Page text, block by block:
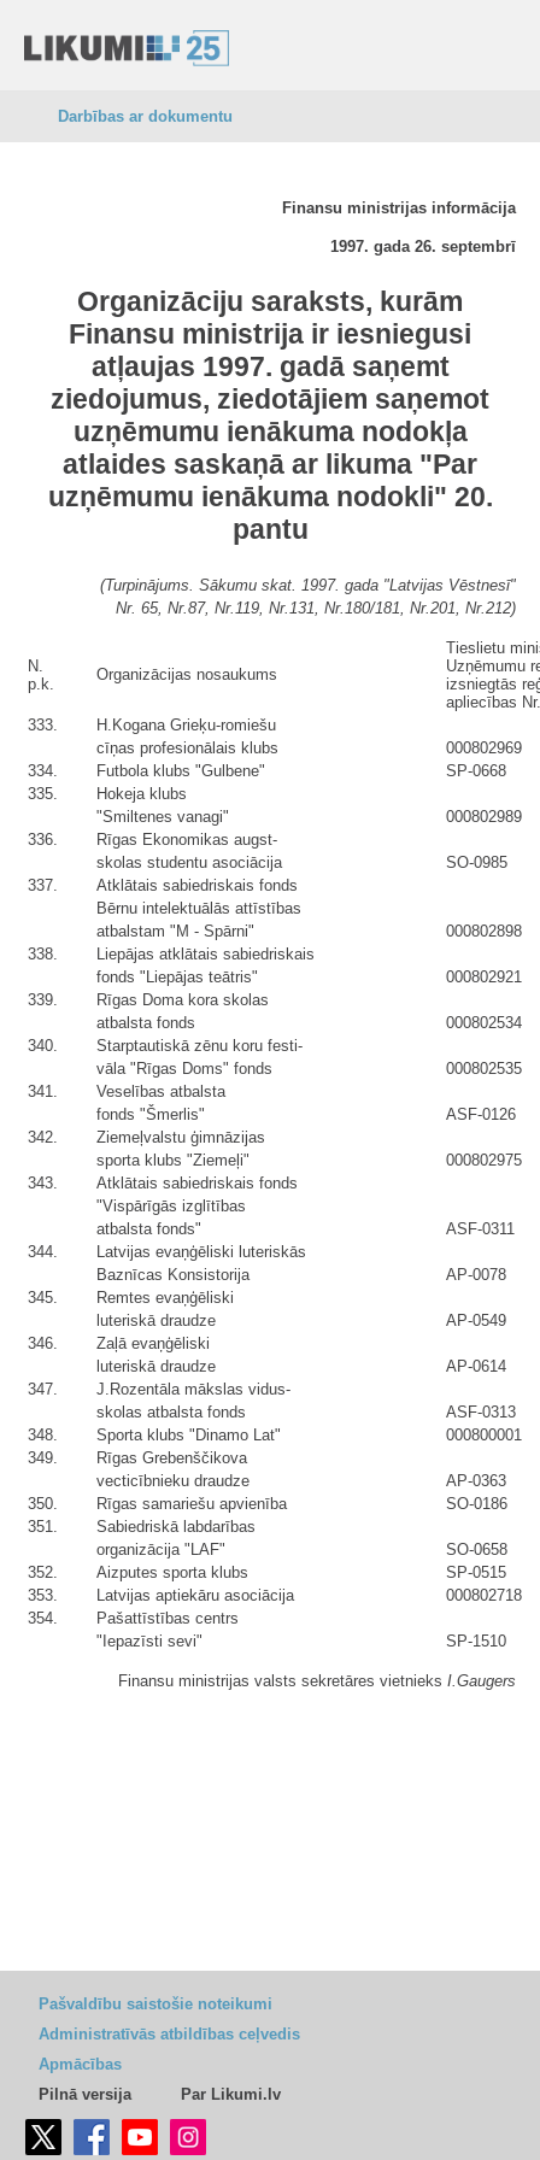
Darbības ar dokumentu
Finansu ministrijas informācija
1997. gada 26. septembrī
Organizāciju saraksts, kurām
Finansu ministrija ir iesniegusi
atļaujas 1997. gadā saņemt
ziedojumus, ziedotājiem saņemot
uzņēmumu ienākuma nodokļa
atlaides saskaņā ar likuma "Par
uzņēmumu ienākuma nodokli" 20.
pantu
(Turpinājums. Sākumu skat. 1997. gada "Latvijas Vēstnesī"
Nr. 65, Nr.87, Nr.119, Nr.131, Nr.180/181, Nr.201, Nr.212)
N.
p.k.
Organizācijas nosaukums
Tieslietu
Uzņēmumu
izsniegtās
apliecības Nr.
333.
H.Kogana Grieķu-romiešu
cīņas profesionālais klubs
000802969
334.
Futbola klubs "Gulbene"
SP-0668
335.
Hokeja klubs
"Smiltenes vanagi"
000802989
336.
Rīgas Ekonomikas augst-
skolas studentu asociācija
SO-0985
337.
Atklātais sabiedriskais fonds
Bērnu intelektuālās attīstības
atbalstam "M - Spārni"
000802898
338.
Liepājas atklātais sabiedriskais
fonds "Liepājas teātris"
000802921
339.
Rīgas Doma kora skolas
atbalsta fonds
000802534
340.
Starptautiskā zēnu koru festi-
vāla "Rīgas Doms" fonds
000802535
341.
Veselības atbalsta
fonds "Šmerlis"
ASF-0126
342.
Ziemeļvalstu ģimnāzijas
sporta klubs "Ziemeļi"
000802975
343.
Atklātais sabiedriskais fonds
"Vispārīgās izglītības
atbalsta fonds"
ASF-0311
344.
Latvijas evaņģēliski luteriskās
Baznīcas Konsistorija
AP-0078
345.
Remtes evaņģēliski
luteriskā draudze
AP-0549
346.
Zaļā evaņģēliski
luteriskā draudze
AP-0614
347.
J.Rozentāla mākslas vidus-
skolas atbalsta fonds
ASF-0313
348.
Sporta klubs "Dinamo Lat"
000800001
349.
Rīgas Grebenščikova
vecticībnieku draudze
AP-0363
350.
Rīgas samariešu apvienība
SO-0186
351.
Sabiedriskā labdarības
organizācija "LAF"
SO-0658
352.
Aizputes sporta klubs
SP-0515
353.
Latvijas aptiekāru asociācija
000802718
354.
Pašattīstības centrs
"Iepazīsti sevi"
SP-1510
Finansu ministrijas valsts sekretāres vietnieks I.Gaugers
Pašvaldību saistošie noteikumi
Administratīvās atbildības ceļvedis
Apmācības
Pilnā versija
Par Likumi.lv